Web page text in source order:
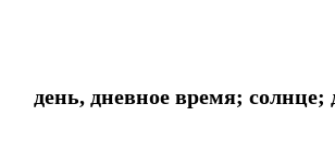
день, дневное время;